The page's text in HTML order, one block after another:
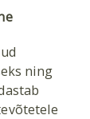
ning